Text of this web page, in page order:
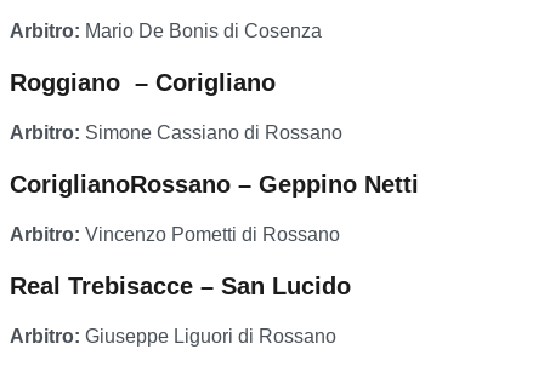
Arbitro: Mario De Bonis di Cosenza
Roggiano – Corigliano
Arbitro: Simone Cassiano di Rossano
CoriglianoRossano – Geppino Netti
Arbitro: Vincenzo Pometti di Rossano
Real Trebisacce – San Lucido
Arbitro: Giuseppe Liguori di Rossano